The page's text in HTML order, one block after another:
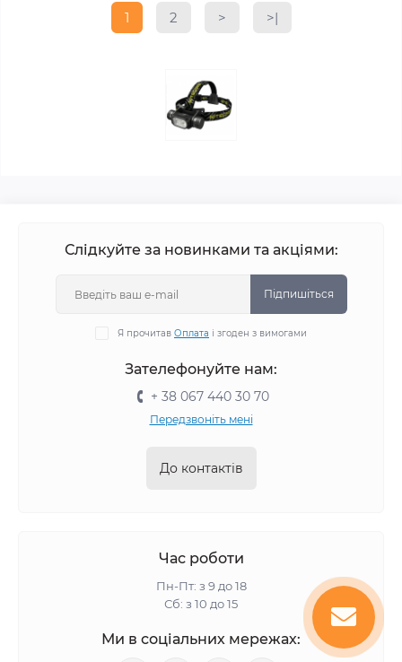
1 2 > >|
Слідкуйте за новинками та акціями:
Підпишіться
Я прочитав Оплата і згоден з вимогами
Зателефонуйте нам:
+ 38 067 440 30 70
Передзвоніть мені
До контактів
Час роботи
Пн-Пт: з 9 до 18
Сб: з 10 до 15
Ми в соціальних мережах: